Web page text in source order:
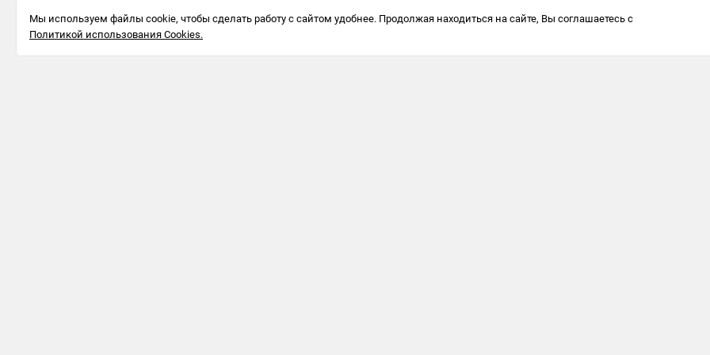
Мы используем файлы cookie, чтобы сделать работу с сайтом удобнее. Продолжая находиться на сайте, Вы соглашаетесь с
Политикой использования Cookies.